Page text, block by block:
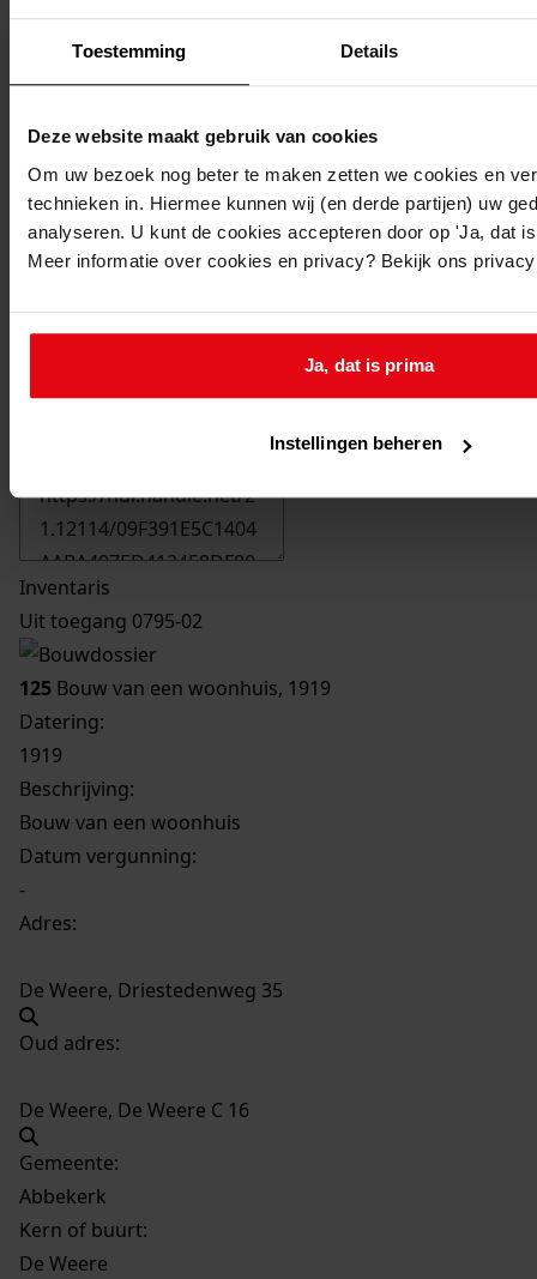
Toestemming Details
Deze website maakt gebruik van cookies
Om uw bezoek nog beter te maken zetten we cookies en
technieken in. Hiermee kunnen wij (en derde partijen) uw
analyseren. U kunt de cookies accepteren door op 'Ja, dat
Meer informatie over cookies en privacy? Bekijk ons
Ja, dat is prima
Instellingen beheren
Inventaris
Uit toegang 0795-02
125 Bouw van een woonhuis, 1919
Datering:
1919
Beschrijving:
Bouw van een woonhuis
Datum vergunning:
-
Adres:
De Weere, Driestedenweg 35
Oud adres:
De Weere, De Weere C 16
Gemeente:
Abbekerk
Kern of buurt:
De Weere